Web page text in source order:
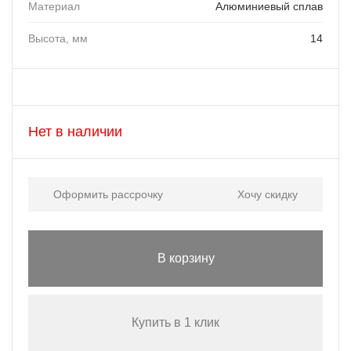
Материал Алюминиевый сплав
Высота, мм 14
Нет в наличии
Оформить рассрочку Хочу скидку
В корзину
Купить в 1 клик